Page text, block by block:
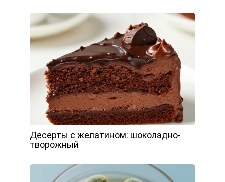
Десерты с желатином: шоколадно-
творожный